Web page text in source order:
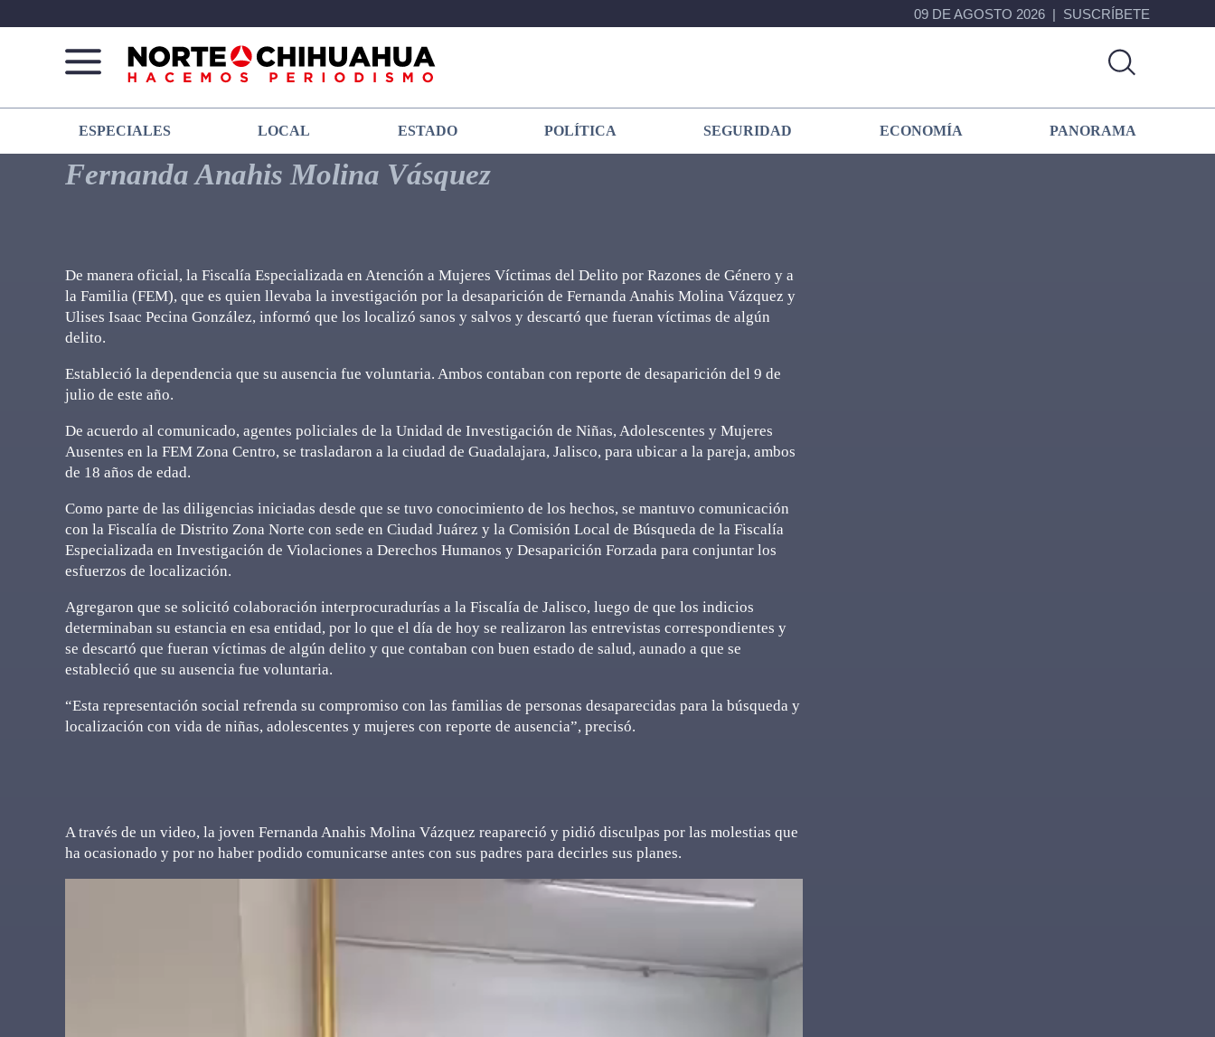
09 DE AGOSTO 2026 SUSCRÍBETE
Norte
De
Chihuahua
Más
que
noticias,
hacemos periodismo
ESPECIALES LOCAL ESTADO POLÍTICA SEGURIDAD ECONOMÍA PANORAMA
Fernanda Anahis Molina Vásquez
De manera oficial, la Fiscalía Especializada en Atención a Mujeres Víctimas del Delito por Razones de Género y a
la Familia (FEM), que es quien llevaba la investigación por la desaparición de Fernanda Anahis Molina Vázquez y
Ulises Isaac Pecina González, informó que los localizó sanos y salvos y descartó que fueran víctimas de algún
delito.
Estableció la dependencia que su ausencia fue voluntaria. Ambos contaban con reporte de desaparición del 9 de
julio de este año.
De acuerdo al comunicado, agentes policiales de la Unidad de Investigación de Niñas, Adolescentes y Mujeres
Ausentes en la FEM Zona Centro, se trasladaron a la ciudad de Guadalajara, Jalisco, para ubicar a la pareja, ambos
de 18 años de edad.
Como parte de las diligencias iniciadas desde que se tuvo conocimiento de los hechos, se mantuvo comunicación
con la Fiscalía de Distrito Zona Norte con sede en Ciudad Juárez y la Comisión Local de Búsqueda de la Fiscalía
Especializada en Investigación de Violaciones a Derechos Humanos y Desaparición Forzada para conjuntar los
esfuerzos de localización.
Agregaron que se solicitó colaboración interprocuradurías a la Fiscalía de Jalisco, luego de que los indicios
determinaban su estancia en esa entidad, por lo que el día de hoy se realizaron las entrevistas correspondientes y
se descartó que fueran víctimas de algún delito y que contaban con buen estado de salud, aunado a que se
estableció que su ausencia fue voluntaria.
“Esta representación social refrenda su compromiso con las familias de personas desaparecidas para la búsqueda y
localización con vida de niñas, adolescentes y mujeres con reporte de ausencia”, precisó.
A través de un video, la joven Fernanda Anahis Molina Vázquez reapareció y pidió disculpas por las molestias que
ha ocasionado y por no haber podido comunicarse antes con sus padres para decirles sus planes.